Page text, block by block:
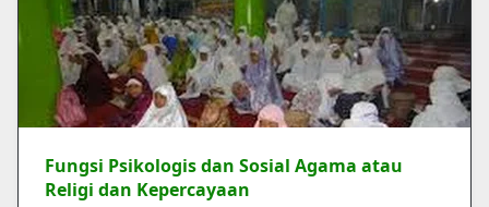
Fungsi Psikologis dan Sosial Agama atau
Religi dan Kepercayaan